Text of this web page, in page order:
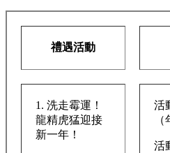
禮遇活動
1. 洗走霉運！
龍精虎猛迎接
新一年！
活
活